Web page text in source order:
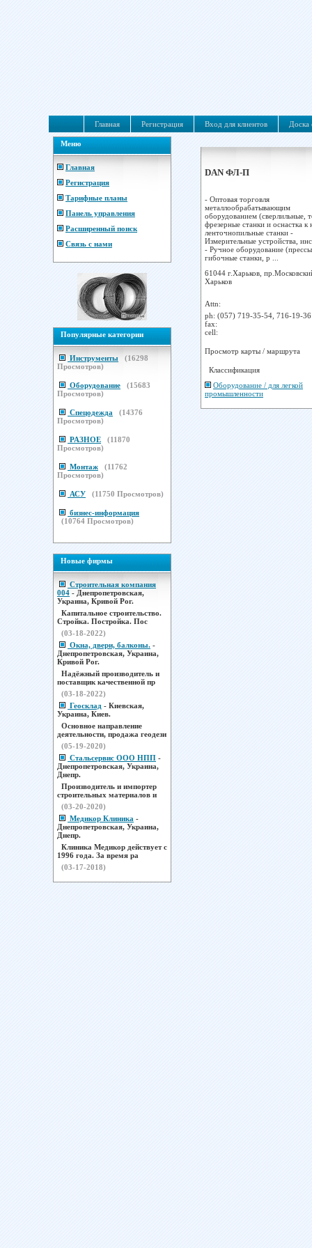
Главная Регистрация Вход для клиентов Доска
Меню
Главная
Регистрация
Тарифные планы
Панель управления
Расширенный поиск
Связь с нами
Популярные категории
Инструменты (16298
Просмотров)
Оборудование (15683
Просмотров)
Спецодежда (14376
Просмотров)
РАЗНОЕ (11870
Просмотров)
Монтаж (11762
Просмотров)
АСУ (11750 Просмотров)
бизнес-информация
(10764 Просмотров)
Новые фирмы
Строительная компания
004 - Днепропетровская,
Украина, Кривой Рог.
Капитальное строительство.
Стройка. Постройка. Пос
(03-18-2022)
Окна, двери, балконы. -
Днепропетровская, Украина,
Кривой Рог.
Надёжный производитель и
поставщик качественной пр
(03-18-2022)
Геосклад - Киевская,
Украина, Киев.
Основное направление
деятельности, продажа геодези
(05-19-2020)
Стальсервис ООО НПП -
Днепропетровская, Украина,
Днепр.
Производитель и импортер
строительных материалов и
(03-20-2020)
Медикор Клиника -
Днепропетровская, Украина,
Днепр.
Клиника Медикор действует с
1996 года. За время ра
(03-17-2018)
DAN ФЛ-П
- Оптовая торговля
металлообрабатывающим
оборудованием (сверлильные,
фрезерные станки и оснастка к
ленточнопильные станки -
Измерительные устройства,
- Ручное оборудование
гибочные станки, р ...
61044 г.Харьков,
Харьков
Attn:
ph: (057) 719-35-54, 716-19-36
fax:
cell:
Просмотр карты / маршрута
Классификация
Оборудование / для легкой
промышленности